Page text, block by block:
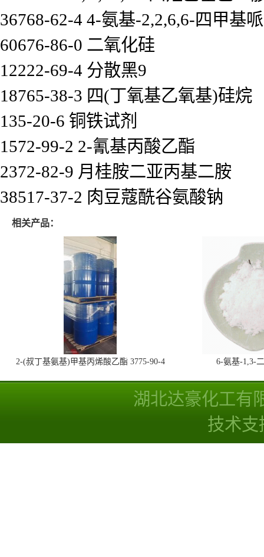
36768-62-4 4-氨基-2,2,6,6-四甲基
60676-86-0 二氧化硅
12222-69-4 分散黑9
18765-38-3 四(丁氧基乙氧基)硅烷
135-20-6 铜铁试剂
1572-99-2 2-氰基丙酸乙酯
2372-82-9 月桂胺二亚丙基二胺
38517-37-2 肉豆蔻酰谷氨酸钠
相关产品：
2-(叔丁基氨基)甲基丙烯酸乙酯 3775-90-4 6-氨基-1,3-
湖北达豪化工有
技术